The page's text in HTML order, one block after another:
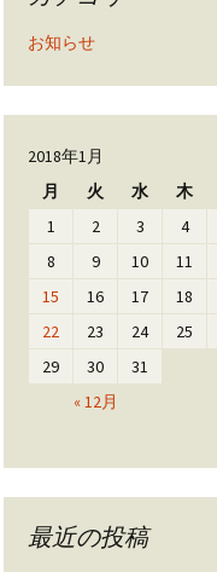
お知らせ
2018年1月
月
火 水 木
« 12月
1 2 3 4
8
9 10 11
15
16 17 18
22
23 24 25
29
30 31
最近の投稿